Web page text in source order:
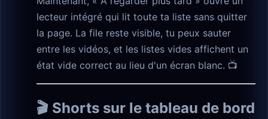
lecteur intégré qui lit toute ta liste sans quitter
la page. La file reste visible, tu peux sauter
entre les vidéos, et les listes vides affichent un
état vide correct au lieu d'un écran blanc. 📺
🎬 Shorts sur le tableau de bord